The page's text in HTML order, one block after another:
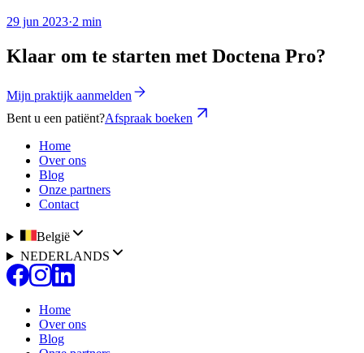
29 jun 2023·2 min
Klaar om te starten met Doctena Pro?
Mijn praktijk aanmelden
Bent u een patiënt?Afspraak boeken
Home
Over ons
Blog
Onze partners
Contact
België
NEDERLANDS
Home
Over ons
Blog